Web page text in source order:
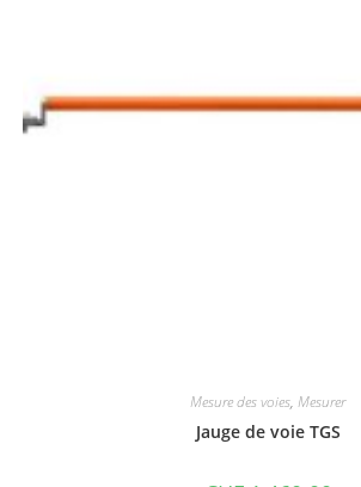
Mesure des voies, Mesurer
Jauge de voie TGS